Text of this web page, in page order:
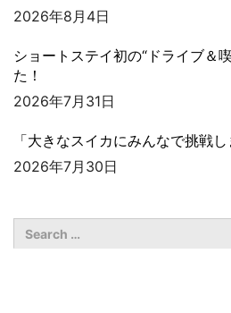
2026年8月4日
ショートステイ初の“ドライブ＆
た！
2026年7月31日
「大きなスイカにみんなで挑戦し
2026年7月30日